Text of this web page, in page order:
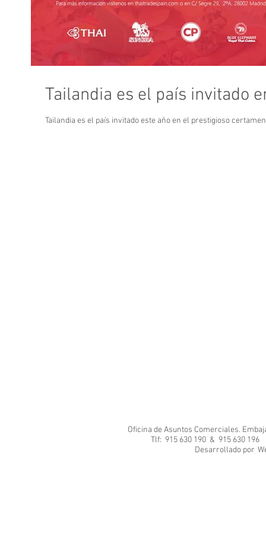
Tailandia es el país invitado
Tailandia es el país invitado este año en el prestigioso
Oficina de Asuntos Comerciales.
Tlf: 915 630 190 & 915 630